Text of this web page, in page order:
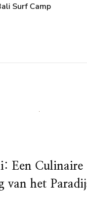
Surf Camp
Een Culinaire
van het